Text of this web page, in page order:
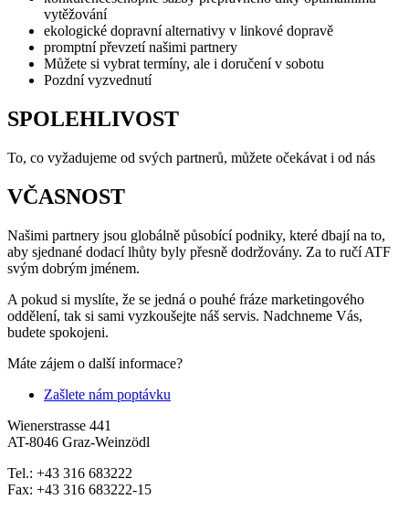
vytěžování
ekologické dopravní alternativy v linkové dopravě
promptní převzetí našimi partnery
Můžete si vybrat termíny, ale i doručení v sobotu
Pozdní vyzvednutí
SPOLEHLIVOST
To, co vyžadujeme od svých partnerů, můžete očekávat i od nás
VČASNOST
Našimi partnery jsou globálně působící podniky, které dbají na to,
aby sjednané dodací lhůty byly přesně dodržovány. Za to ručí ATF
svým dobrým jménem.
A pokud si myslíte, že se jedná o pouhé fráze marketingového
oddělení, tak si sami vyzkoušejte náš servis. Nadchneme Vás,
budete spokojeni.
Máte zájem o další informace?
Zašlete nám poptávku
Wienerstrasse 441
AT-8046 Graz-Weinzödl
Tel.: +43 316 683222
Fax: +43 316 683222-15